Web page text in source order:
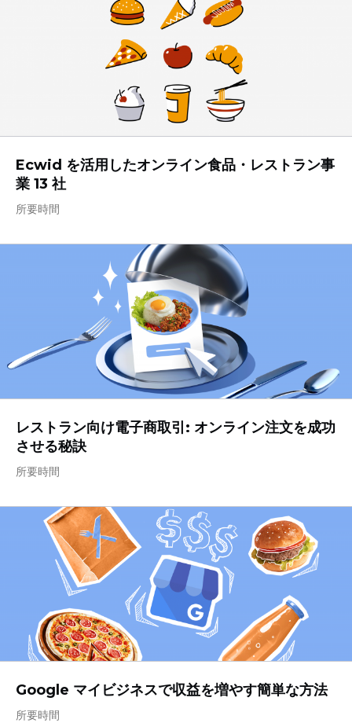
Ecwid を活用したオンライン食品・レストラン事
業 13 社
所要時間
レストラン向け電子商取引: オンライン注文を成功
させる秘訣
所要時間
Google マイビジネスで収益を増やす簡単な方法
所要時間